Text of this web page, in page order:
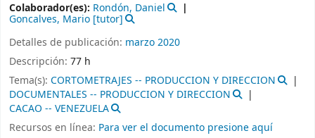
Colaborador(es): Rondón, Daniel
Goncalves, Mario [tutor]
Detalles de publicación: marzo 2020
Descripción: 77 h
Tema(s): CORTOMETRAJES -- PRODUCCION Y DIRECCION
DOCUMENTALES -- PRODUCCION Y DIRECCION
CACAO -- VENEZUELA
Recursos en línea: Para ver el documento presione aquí